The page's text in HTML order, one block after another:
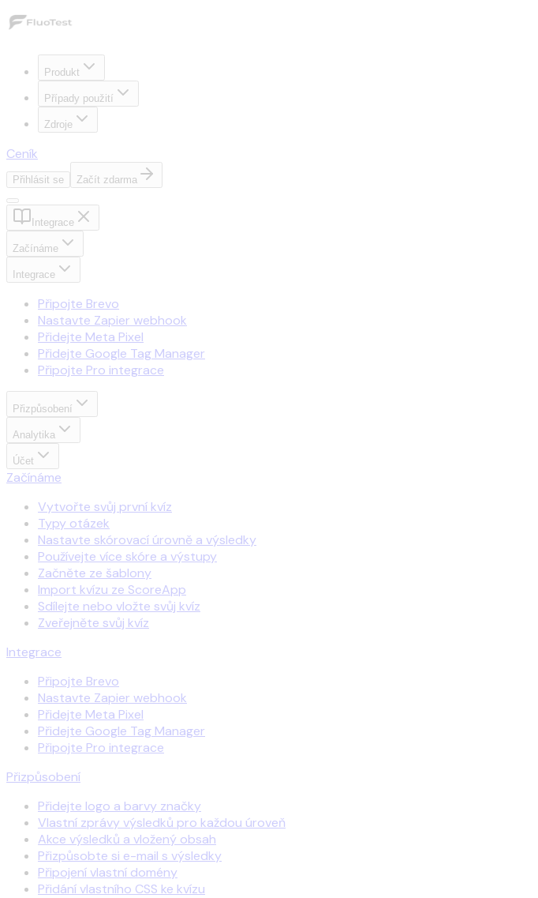
Produkt
Případy použití
Zdroje
Ceník
Přihlásit se Začít zdarma
Integrace
Začínáme
Integrace
Připojte Brevo
Nastavte Zapier webhook
Přidejte Meta Pixel
Přidejte Google Tag Manager
Připojte Pro integrace
Přizpůsobení
Analytika
Účet
Začínáme
Vytvořte svůj první kvíz
Typy otázek
Nastavte skórovací úrovně a výsledky
Používejte více skóre a výstupy
Začněte ze šablony
Import kvízu ze ScoreApp
Sdílejte nebo vložte svůj kvíz
Zveřejněte svůj kvíz
Integrace
Připojte Brevo
Nastavte Zapier webhook
Přidejte Meta Pixel
Přidejte Google Tag Manager
Připojte Pro integrace
Přizpůsobení
Přidejte logo a barvy značky
Vlastní zprávy výsledků pro každou úroveň
Akce výsledků a vložený obsah
Přizpůsobte si e-mail s výsledky
Připojení vlastní domény
Přidání vlastního CSS ke kvízu